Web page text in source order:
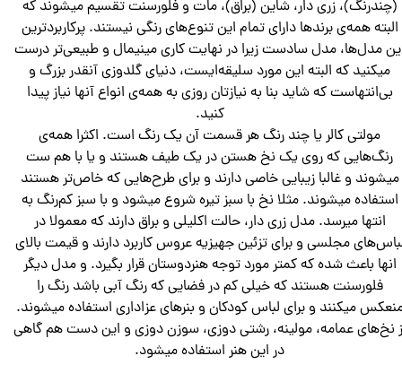
(چندرنگ)، زری دار، شاین (براق)، مات و فلورسنت تقسیم میشوند که
البته همه‌ی برند‌ها دارای تمام این تنوع‌های رنگی نیستند. پرکاربردترین
مدل‌ها، مدل سادست زیرا در نهایت کاری مینیمال و طبیعی‌تر درست
میکنید که البته این مورد سلیقه‌ایست، دنیای گلدوزی آنقدر بزرگ و
بی‌انتهاست که شاید بنا به نیازتان روزی به همه‌ی انواع آنها نیاز پیدا
کنید.
مولتی کالر یا چند رنگ هر قسمت آن یک رنگ است. اکثرا همه‌ی
رنگ‌هایی که روی یک نخ هستن در یک طیف هستند و یا با هم ست
میشوند و غالبا زیبایی خاصی دارند و برای طرح‌هایی که خاص‌تر هستند
استفاده میشوند. مثلا نخ با سبز تیره شروع میشود و با سبز کم‌رنگ به
انتها میرسد. مدل زری دار، حالت اکلیلی و براق دارند که معمولا در
مجلسی و برای تزئین جهیزیه عروس کاربرد دارند و قیمت بالای
انها باعث شده که کمتر مورد توجه هنردوستان قرار بگیرد. و مدل دیگر
فلورسنت هستند که خیلی کم در فضایی که رنگ آبی باشد رنگ را
میکنند و برای لباس کودکان و بنر‌های عزاداری استفاده میشوند.
نخ‌های عمامه، مولینه، رشتی دوزی، سوزن دوزی و این دست هم گاهی
در این هنر استفاده میشود.